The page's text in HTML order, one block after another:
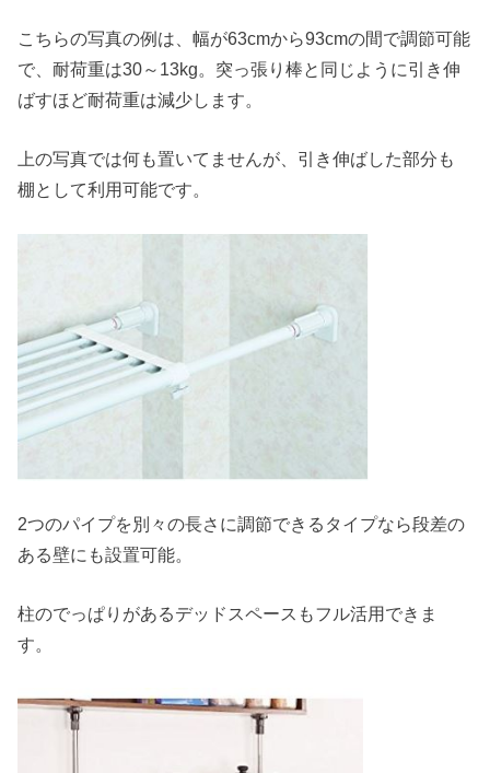
こちらの写真の例は、幅が63cmから93cmの間で調節可能
で、耐荷重は30～13kg。突っ張り棒と同じように引き伸
ばすほど耐荷重は減少します。
上の写真では何も置いてませんが、引き伸ばした部分も
棚として利用可能です。
2つのパイプを別々の長さに調節できるタイプなら段差の
ある壁にも設置可能。
柱のでっぱりがあるデッドスペースもフル活用できま
す。